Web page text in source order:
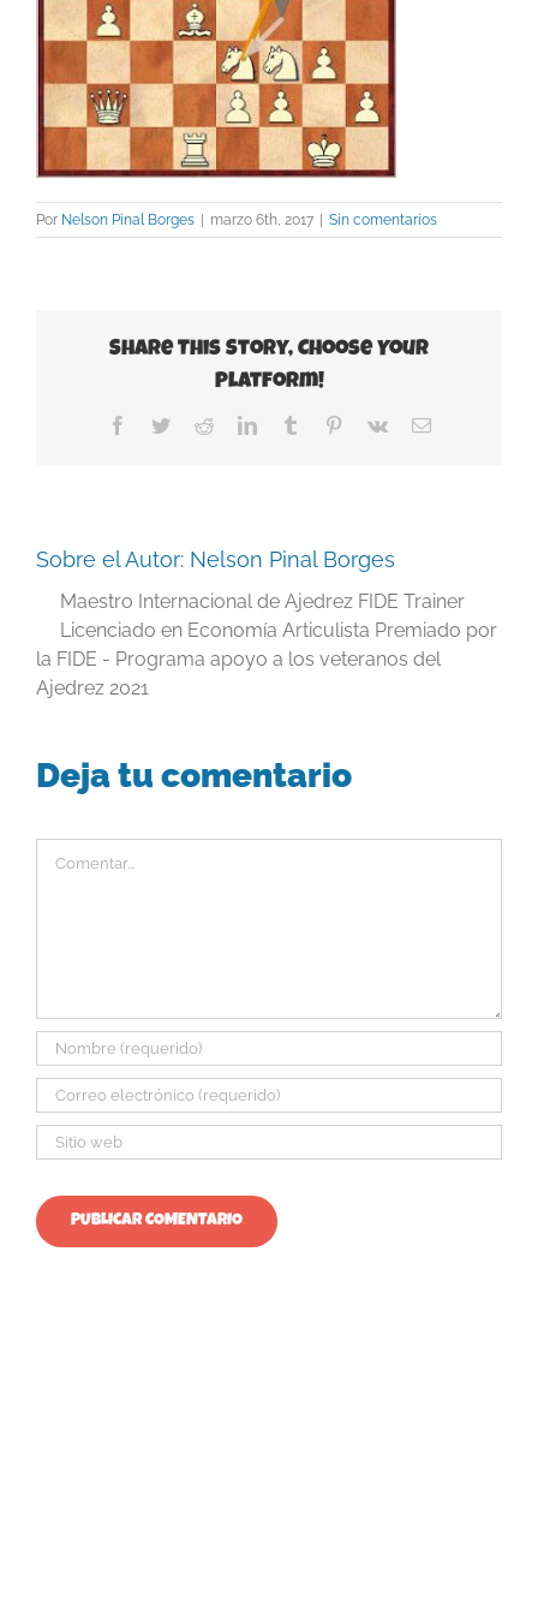
Por Nelson Pinal Borges | marzo 6th, 2017 | Sin comentarios
Share This Story, Choose Your
Platform!
Facebook
TwitterRedditLinkedInTumblr Pinterest
Vk
Correo
Sobre el Autor: Nelson Pinal Borges
Maestro Internacional de Ajedrez FIDE Trainer
Licenciado en Economía Articulista Premiado por
la FIDE - Programa apoyo a los veteranos del
Ajedrez 2021
Deja tu comentario